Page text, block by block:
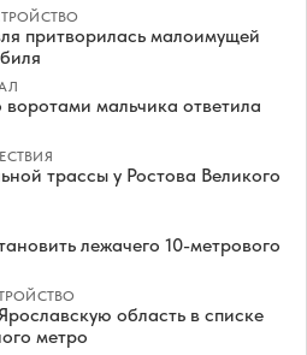
притворилась малоимущей
мальчика ответила
трассы у Ростова Великого
лежачего 10-метрового
область в списке
метро